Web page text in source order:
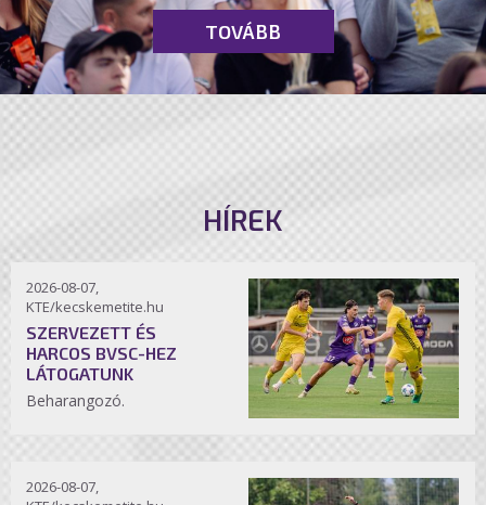
TOVÁBB
HÍREK
2026-08-07,
KTE/kecskemetite.hu
SZERVEZETT ÉS
HARCOS BVSC-HEZ
LÁTOGATUNK
Beharangozó.
2026-08-07,